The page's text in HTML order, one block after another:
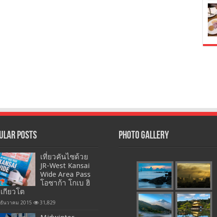
Posts
เที่ยวคันไซด้วย
JR-West Kansai
Wide Area Pass
โอซาก้า โกเบ ฮิ
กียวโต
นวาคม 2015 31,829
Photo Gallery